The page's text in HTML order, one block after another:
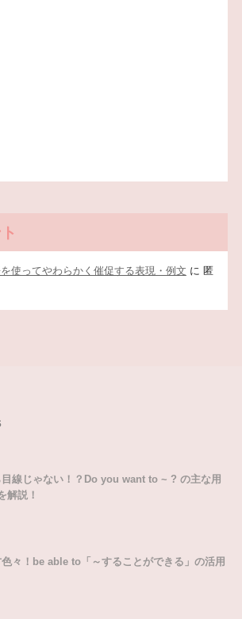
使ってやわらかく催促する表現・例文 に 匿
線じゃない！？Do you want to ~ ? の主な用
解説！
々！be able to「～することができる」の活用